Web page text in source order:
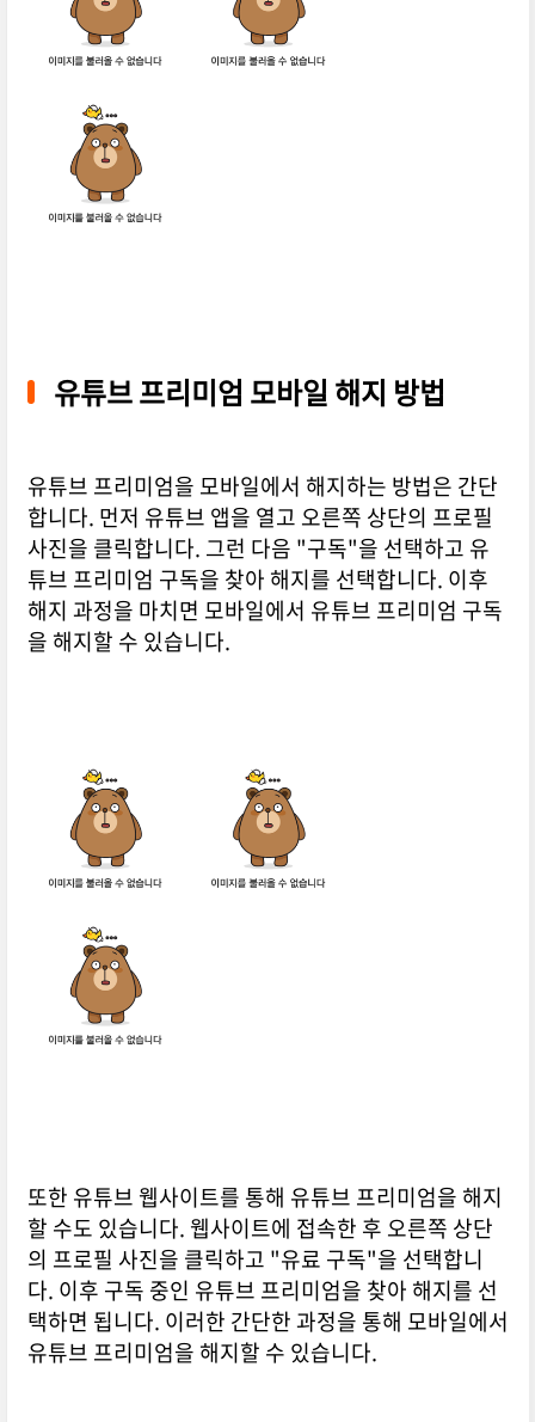
유튜브 프리미엄 모바일 해지 방법
유튜브 프리미엄을 모바일에서 해지하는 방법은 간단
합니다. 먼저 유튜브 앱을 열고 오른쪽 상단의 프로필
사진을 클릭합니다. 그런 다음 "구독"을 선택하고 유
튜브 프리미엄 구독을 찾아 해지를 선택합니다. 이후
해지 과정을 마치면 모바일에서 유튜브 프리미엄 구독
을 해지할 수 있습니다.
또한 유튜브 웹사이트를 통해 유튜브 프리미엄을 해지
할 수도 있습니다. 웹사이트에 접속한 후 오른쪽 상단
의 프로필 사진을 클릭하고 "유료 구독"을 선택합니
다. 이후 구독 중인 유튜브 프리미엄을 찾아 해지를 선
택하면 됩니다. 이러한 간단한 과정을 통해 모바일에서
유튜브 프리미엄을 해지할 수 있습니다.